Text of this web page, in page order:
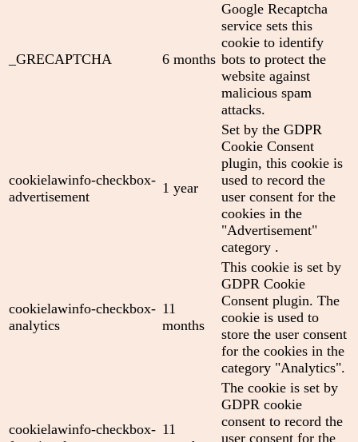
_GRECAPTCHA 6 months
Google Recaptcha
service sets this
cookie to identify
bots to protect the
website against
malicious spam
attacks.
cookielawinfo-checkbox-
advertisement
1 year
Set by the GDPR
Cookie Consent
plugin, this cookie is
used to record the
user consent for the
cookies in the
"Advertisement"
category .
cookielawinfo-checkbox-
analytics
11
months
This cookie is set by
GDPR Cookie
Consent plugin. The
cookie is used to
store the user consent
for the cookies in the
category "Analytics".
cookielawinfo-checkbox- 11
The cookie is set by
GDPR cookie
consent to record the
user consent for the